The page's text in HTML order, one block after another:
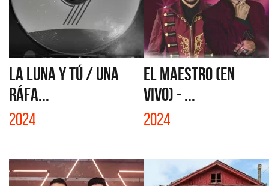
LA LUNA Y TÚ / UNA
RÁFA...
2024
EL MAESTRO (EN
VIVO) - ...
2024